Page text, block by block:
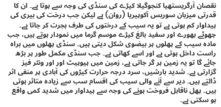
آرگریستھیا کنجوگیلا کیڑے کی سنڈی کی وجہ سے ہوتا ہے۔ ان کا
میزبان سوربس آکوپیریا (روان) ہے لیکن جب درخت کی بیری کی
کم ہوتی ہے تو یہ سیب کے درختوں کی طرف ہجرت کر جاتا ہے۔
بھورے اور سفید بالغ کیڑے موسم گرما میں نمودار ہوتے ہیں، جب
سیب کے پھلوں پر بیضوی شکل دیتی ہیں۔ سنڈی پھلوں میں براہ
داخل ہوتی ہے اور اسے کھاتی ہے۔ جب سنڈی مکمل طور پر بڑھ
تو یہ زمین پر گر جاتی ہے، زمین میں پیوپیٹ اور اور ونٹر فیز
ہے۔ شدید بارشیں، سرد درجہ حرارت کیڑوں کی آبادی پر منفی اثر
ہیں۔ دیر سے آنے والی سیب کی اقسام سب سے زیادہ متاثر ہوتی
ناقابل فروخت ہونے کی وجہ سے پیداوار میں شدید کمی واقع
ہے۔